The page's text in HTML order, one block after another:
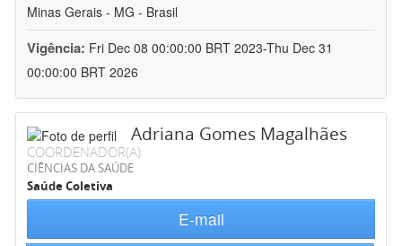
Minas Gerais - MG - Brasil
Vigência: Fri Dec 08 00:00:00 BRT 2023-Thu Dec 31
00:00:00 BRT 2026
Adriana Gomes Magalhães
COORDENADOR(A)
CIÊNCIAS DA SAÚDE
Saúde Coletiva
E-mail